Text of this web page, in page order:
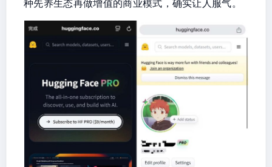
种先养生态再做增值的商业模式，确实让人服气。